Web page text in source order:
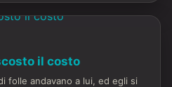
il costo
folle andavano a lui, ed egli si